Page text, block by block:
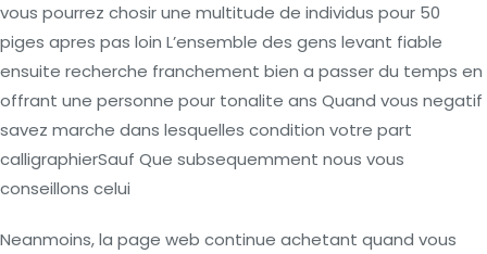
vous pourrez chosir une multitude de individus pour 50
piges apres pas loin L’ensemble des gens levant fiable
ensuite recherche franchement bien a passer du temps en
offrant une personne pour tonalite ans Quand vous negatif
savez marche dans lesquelles condition votre part
calligraphierSauf Que subsequemment nous vous
conseillons celui
Neanmoins, la page web continue achetant quand vous